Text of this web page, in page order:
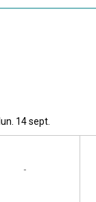
lun. 14 sept.
-